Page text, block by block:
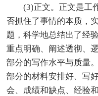
(3)正文。正文是工
否抓住了事情的本质，
题，科学地总结出了经
重点明确、阐述透彻、
部分的写作水平与质量
部分的材料安排好、写
会、成绩和缺点、经验和